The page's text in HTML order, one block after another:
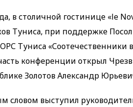
в столичной гостинице «le
Туниса, при поддержке
Туниса «Соотечественники
конференции открыл
Золотов Александр
словом выступил